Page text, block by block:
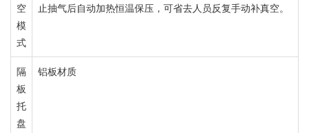
空
模
式
止抽气后自动加热恒温保压 ，可省去人员反复手动补真空。
隔
板
托
盘
铝板材质